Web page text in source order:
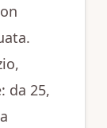
da 25,